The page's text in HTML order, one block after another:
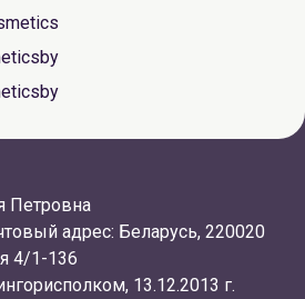
Петровна
адрес: Беларусь, 220020
4/1-136
13.12.2013 г.